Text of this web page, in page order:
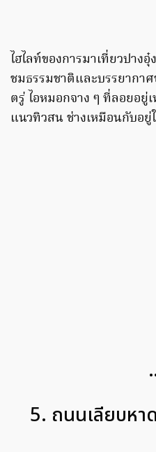
ไฮไลท์ของการมาเที่ยวปาง
ชมธรรมชาติและบรรยากา
ตรู่ ไอหมอกจาง ๆ ที่ลอยอยู่
แนวทิวสน ช่างเหมือนกับอยู่
5. ถนนเลียบหา